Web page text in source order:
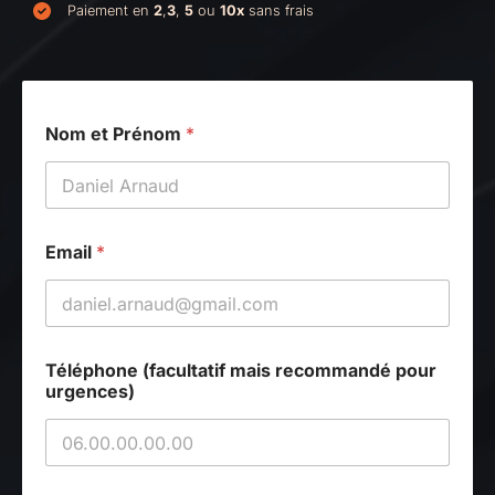
Paiement en 2,3, 5ou 10xsans frais
Nom et Prénom *
Email *
Téléphone (facultatif mais recommandé pour
urgences)